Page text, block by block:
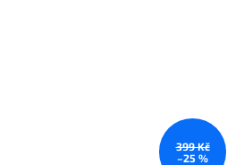
399 Kč
–25 %